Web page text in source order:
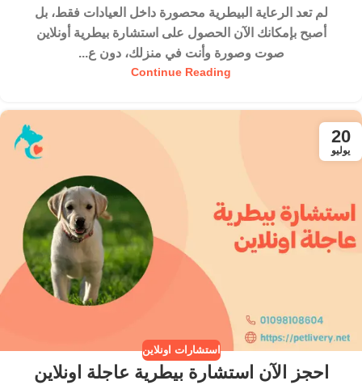
لم تعد الرعاية البيطرية محصورة داخل العيادات فقط، بل
أصبح بإمكانك الآن الحصول على استشارة بيطرية أونلاين
صوت وصورة وأنت في منزلك، دون ع...
Continue Reading
20
يوليو
استشارات اونلاين
احجز الآن استشارة بيطرية عاجلة اونلاين